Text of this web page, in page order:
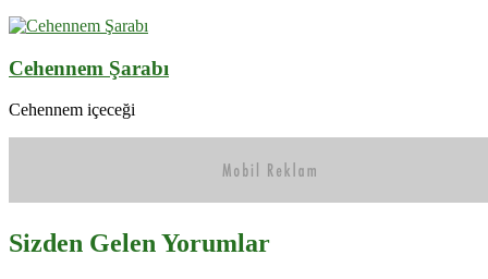
Cehennem Şarabı
Cehennem içeceği
Sizden Gelen Yorumlar